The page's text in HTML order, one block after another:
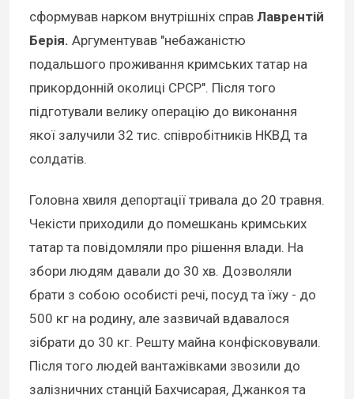
сформував нарком внутрішніх справ Лаврентій
Берія. Аргументував "небажаністю
подальшого проживання кримських татар на
прикордонній околиці СРСР". Після того
підготували велику операцію до виконання
якої залучили 32 тис. співробітників НКВД та
солдатів.
Головна хвиля депортації тривала до 20 травня.
Чекісти приходили до помешкань кримських
татар та повідомляли про рішення влади. На
збори людям давали до 30 хв. Дозволяли
брати з собою особисті речі, посуд та їжу - до
500 кг на родину, але зазвичай вдавалося
зібрати до 30 кг. Решту майна конфісковували.
Після того людей вантажівками звозили до
залізничних станцій Бахчисарая, Джанкоя та